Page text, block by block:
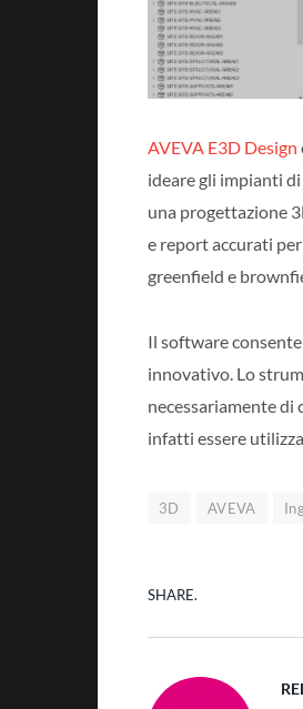
AVEVA E3D Design
ideare gli impianti
una progettazione
e report accurati
greenfield e
Il software
innovativo. Lo
necessariamente
infatti essere
3D AVEVA
SHARE.